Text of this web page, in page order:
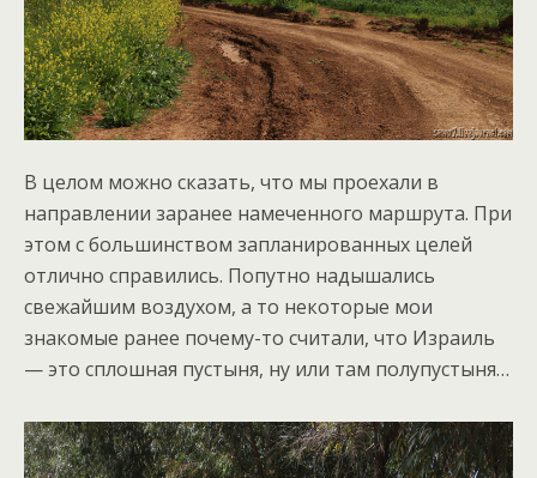
В целом можно сказать, что мы проехали в
направлении заранее намеченного маршрута. При
этом с большинством запланированных целей
отлично справились. Попутно надышались
свежайшим воздухом, а то некоторые мои
знакомые ранее почему-то считали, что Израиль
— это сплошная пустыня, ну или там полупустыня…